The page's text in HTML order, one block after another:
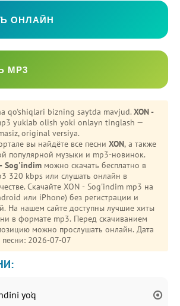
ОНЛАЙН
MP3
qo'shiqlari bizning saytda mavjud. XON -
yuklab olish yoki onlayn tinglash —
original versiya.
вы найдёте все песни XON, а также
популярной музыки и mp3-новинок.
Sog'indim можно скачать бесплатно в
320 kbps или слушать онлайн в
Sog'indim mp3 на
или iPhone) без регистрации и
На нашем сайте доступны лучшие хиты
в формате mp3. Перед скачиванием
можно прослушать онлайн. Дата
песни: 2026-07-07
yo'q